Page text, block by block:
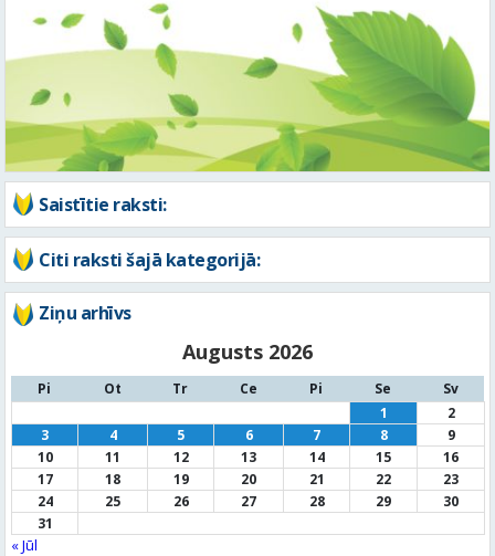
Saistītie raksti:
Citi raksti šajā kategorijā:
Ziņu arhīvs
Augusts 2026
Pi Ot Tr Ce Pi Se
Sv
1
2
3
4 5 6 7 8
9
10
11 12 13 14 15
16
17
18 19 20 21 22
23
24
25 26 27 28 29
30
31
« Jūl